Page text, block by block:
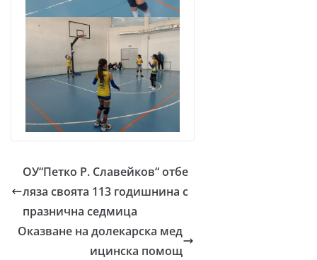
ОУ“Петко Р. Славейков“ отбе
ляза своята 113 годишнина с
празнична седмица
Оказване на долекарска мед
ицинска помощ